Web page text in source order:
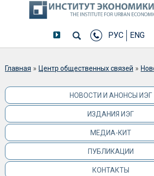
РУС ENG
Вы здесь
Главная » Центр общественных связей »
НОВОСТИ И АНОНСЫ ИЭГ
ИЗДАНИЯ ИЭГ
МЕДИА-КИТ
ПУБЛИКАЦИИ
КОНТАКТЫ